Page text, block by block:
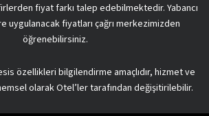
fiyat farkı talep edebilmektedir. Yabancı
uygulanacak fiyatları çağrı merkezimizden
öğrenebilirsiniz.
özellikleri bilgilendirme amaçlıdır, hizmet ve
olarak Otel’ler tarafından değişitirilebilir.